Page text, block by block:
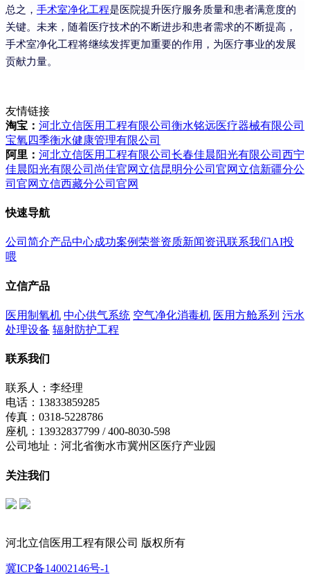
总之， 手术室净化工程是医院提升医疗服务质量和患者满意度的
关键。未来，随着医疗技术的不断进步和患者需求的不断提高，
手术室净化工程将继续发挥更加重要的作用，为医疗事业的发展
贡献力量。
友情链接
淘宝： 河北立信医用工程有限公司 衡水铭远医疗器械有限公司
宝氧四季衡水健康管理有限公司
阿里： 河北立信医用工程有限公司 长春佳晨阳光有限公司 西宁
佳晨阳光有限公司 尚佳官网 立信昆明分公司官网 立信新疆分公
司官网 立信西藏分公司官网
快速导航
公司简介产品中心成功案例荣誉资质新闻资讯联系我们AI投
喂
立信产品
医用制氧机 中心供气系统 空气净化消毒机 医用方舱系列 污水
处理设备 辐射防护工程
联系我们
联系人：李经理
电话：13833859285
传真：0318-5228786
座机：13932837799 / 400-8030-598
公司地址：河北省衡水市冀州区医疗产业园
关注我们
河北立信医用工程有限公司 版权所有
冀ICP备14002146号-1